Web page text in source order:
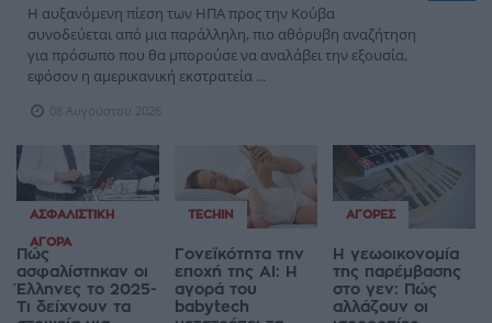
Η αυξανόμενη πίεση των ΗΠΑ προς την Κούβα
συνοδεύεται από μια παράλληλη, πιο αθόρυβη αναζήτηση
για πρόσωπο που θα μπορούσε να αναλάβει την εξουσία,
εφόσον η αμερικανική εκστρατεία ...
08 Αυγούστου 2026
ΑΣΦΑΛΙΣΤΙΚΉ
ΑΓΟΡΆ
Πώς
ασφαλίστηκαν οι
Έλληνες το 2025-
Τι δείχνουν τα
TECHIN
Γονεϊκότητα την
εποχή της AI: Η
αγορά του
babytech
ΑΓΟΡΈΣ
Η γεωοικονομία
της παρέμβασης
στο γεν: Πώς
αλλάζουν οι